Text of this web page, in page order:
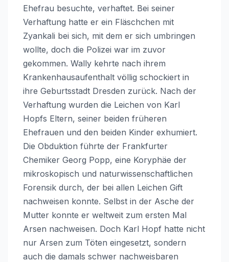
Ehefrau besuchte, verhaftet. Bei seiner
Verhaftung hatte er ein Fläschchen mit
Zyankali bei sich, mit dem er sich umbringen
wollte, doch die Polizei war im zuvor
gekommen. Wally kehrte nach ihrem
Krankenhausaufenthalt völlig schockiert in
ihre Geburtsstadt Dresden zurück. Nach der
Verhaftung wurden die Leichen von Karl
Hopfs Eltern, seiner beiden früheren
Ehefrauen und den beiden Kinder exhumiert.
Die Obduktion führte der Frankfurter
Chemiker Georg Popp, eine Koryphäe der
mikroskopisch und naturwissenschaftlichen
Forensik durch, der bei allen Leichen Gift
nachweisen konnte. Selbst in der Asche der
Mutter konnte er weltweit zum ersten Mal
Arsen nachweisen. Doch Karl Hopf hatte nicht
nur Arsen zum Töten eingesetzt, sondern
auch die damals schwer nachweisbaren